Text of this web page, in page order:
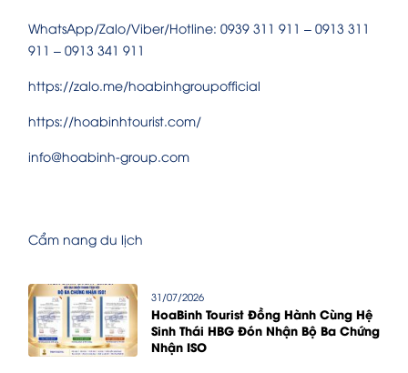
WhatsApp/Zalo/Viber/Hotline: 0939 311 911 – 0913 311
911 – 0913 341 911
https://zalo.me/hoabinhgroupofficial
https://hoabinhtourist.com/
info@hoabinh-group.com
Cẩm nang du lịch
31/07/2026
HoaBinh Tourist Đồng Hành Cùng Hệ
Sinh Thái HBG Đón Nhận Bộ Ba Chứng
Nhận ISO